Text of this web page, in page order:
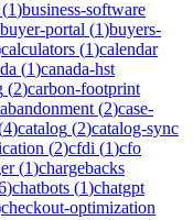
(1)business-software
buyer-portal (1)buyers-
calculators (1)calendar
(1)canada-hst
(2)carbon-footprint
(2)case-
4)catalog (2)catalog-sync
(2)cfdi (1)cfo
(1)chargebacks
)chatbots (1)chatgpt
checkout-optimization